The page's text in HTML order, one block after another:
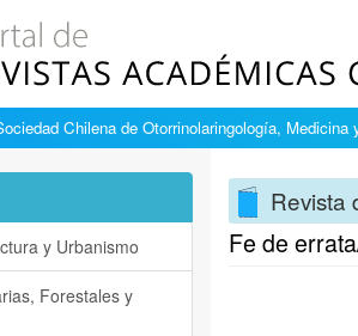
Chilena de Otorrinolaringología,
Revista
Fe de
y Urbanismo
Forestales y